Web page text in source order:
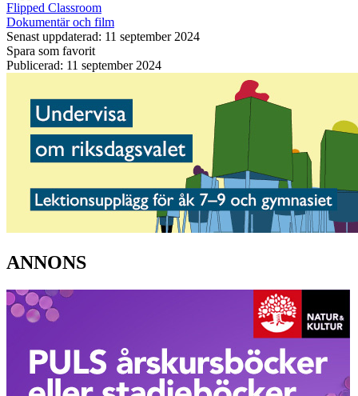
Flipped Classroom
Dokumentär och film
Senast uppdaterad: 11 september 2024
Spara som favorit
Publicerad: 11 september 2024
ANNONS